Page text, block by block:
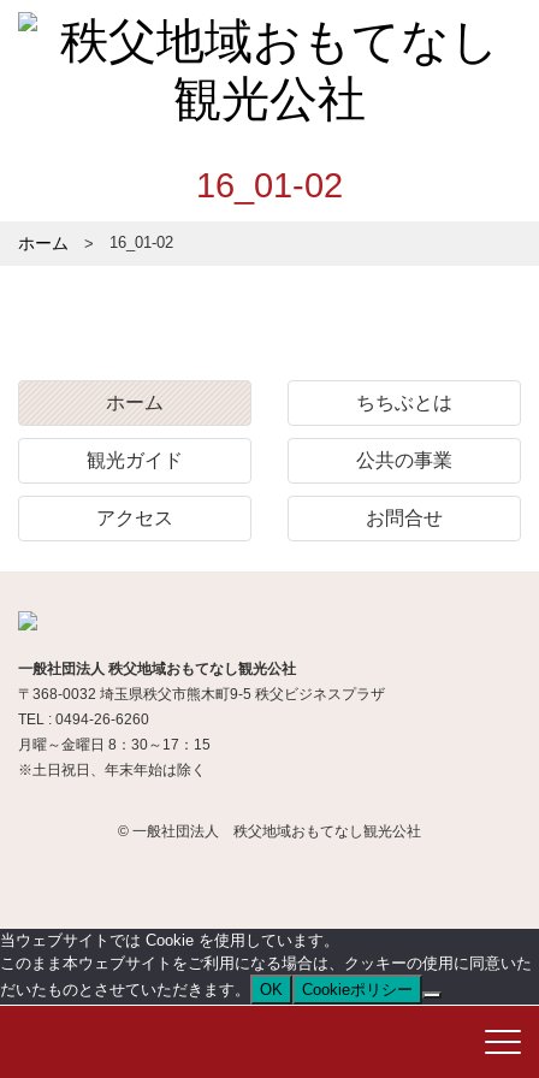
16_01-02
ホーム 16_01-02
ホーム ちちぶとは
観光ガイド 公共の事業
アクセス お問合せ
一般社団法人 秩父地域おもてなし観光公社
〒368-0032 埼玉県秩父市熊木町9-5 秩父ビジネスプラザ
TEL : 0494-26-6260
月曜～金曜日 8：30～17：15
※土日祝日、年末年始は除く
© 一般社団法人 秩父地域おもてなし観光公社
当ウェブサイトでは Cookie を使用しています。
このまま本ウェブサイトをご利用になる場合は、クッキーの使用に同意いた
だいたものとさせていただきます。
OK Cookieポリシー